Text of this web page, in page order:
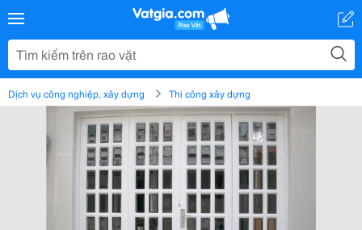
Dịch vụ công nghiệp, xây dựng Thi công xây dựng